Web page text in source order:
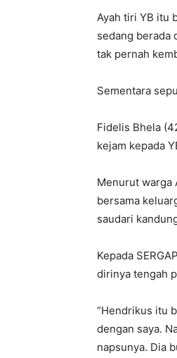
Ayah tiri YB itu
sedang berada
tak pernah
Sementara
Fidelis Bhela
kejam kepada
Menurut warga
bersama
saudari
Kepada
dirinya tengah
“Hendrikus itu
dengan saya.
napsunya. Dia